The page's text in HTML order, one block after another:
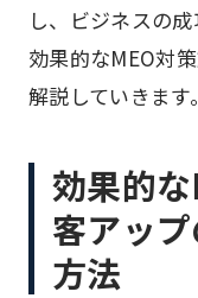
し、ビジネスの
効果的なMEO対
解説していきます。
効果的
客アッ
方法